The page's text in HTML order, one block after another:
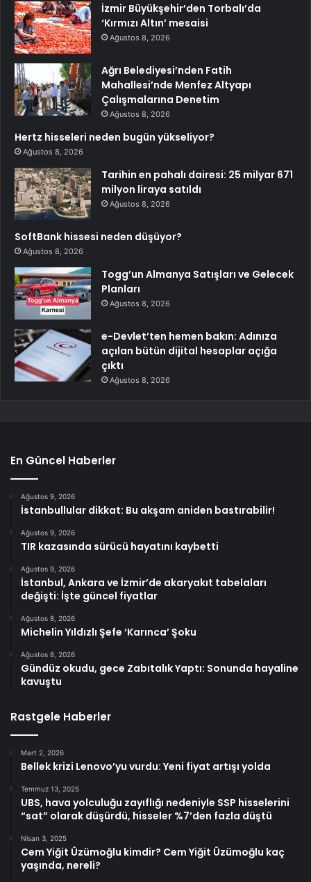
İzmir Büyükşehir’den Torbalı’da
‘Kırmızı Altın’ mesaisi
Ağustos 8, 2026
Ağrı Belediyesi’nden Fatih
Mahallesi’nde Menfez Altyapı
Çalışmalarına Denetim
Ağustos 8, 2026
Hertz hisseleri neden bugün yükseliyor?
Ağustos 8, 2026
Tarihin en pahalı dairesi: 25 milyar 671
milyon liraya satıldı
Ağustos 8, 2026
SoftBank hissesi neden düşüyor?
Ağustos 8, 2026
Togg’un Almanya Satışları ve Gelecek
Planları
Ağustos 8, 2026
e-Devlet’ten hemen bakın: Adınıza
açılan bütün dijital hesaplar açığa
çıktı
Ağustos 8, 2026
En Güncel Haberler
Ağustos 9, 2026
İstanbullular dikkat: Bu akşam aniden bastırabilir!
Ağustos 9, 2026
TIR kazasında sürücü hayatını kaybetti
Ağustos 9, 2026
İstanbul, Ankara ve İzmir’de akaryakıt tabelaları
değişti: İşte güncel fiyatlar
Ağustos 8, 2026
Michelin Yıldızlı Şefe ‘Karınca’ Şoku
Ağustos 8, 2026
Gündüz okudu, gece Zabıtalık Yaptı: Sonunda hayaline
kavuştu
Rastgele Haberler
Mart 2, 2026
Bellek krizi Lenovo’yu vurdu: Yeni fiyat artışı yolda
Temmuz 13, 2025
UBS, hava yolculuğu zayıflığı nedeniyle SSP hisselerini
“sat” olarak düşürdü, hisseler %7’den fazla düştü
Nisan 3, 2025
Cem Yiğit Üzümoğlu kimdir? Cem Yiğit Üzümoğlu kaç
yaşında, nereli?